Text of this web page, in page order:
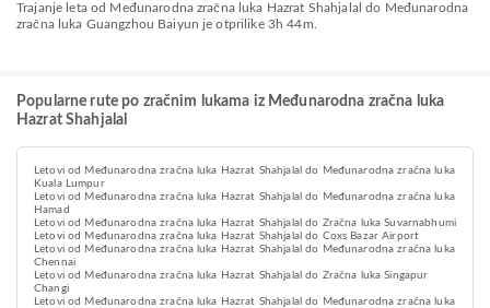
Trajanje leta od Međunarodna zračna luka Hazrat Shahjalal do Međunarodna
zračna luka Guangzhou Baiyun je otprilike 3h 44m.
Popularne rute po zračnim lukama iz Međunarodna zračna luka
Hazrat Shahjalal
Letovi od Međunarodna zračna luka Hazrat Shahjalal do Međunarodna zračna luka
Kuala Lumpur
Letovi od Međunarodna zračna luka Hazrat Shahjalal do Međunarodna zračna luka
Hamad
Letovi od Međunarodna zračna luka Hazrat Shahjalal do Zračna luka Suvarnabhumi
Letovi od Međunarodna zračna luka Hazrat Shahjalal do Coxs Bazar Airport
Letovi od Međunarodna zračna luka Hazrat Shahjalal do Međunarodna zračna luka
Chennai
Letovi od Međunarodna zračna luka Hazrat Shahjalal do Zračna luka Singapur
Changi
Letovi od Međunarodna zračna luka Hazrat Shahjalal do Međunarodna zračna luka